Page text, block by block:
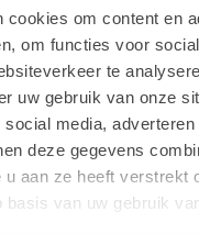
cookies om content en
om functies voor
te
uw gebruik van onze
social media,
deze gegevens
u aan ze heeft verstrekt
basis van uw gebruik
Neem contact op